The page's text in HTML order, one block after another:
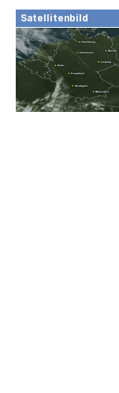
Satellitenbild